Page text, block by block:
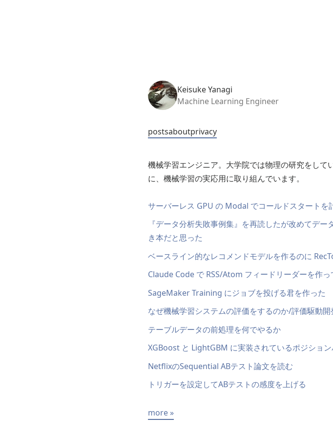
Keisuke Yanagi
Machine Learning Engineer
postsaboutprivacy
機械学習エンジニア。大学院では物理の研究をし
に、機械学習の実応用に取り組んでいます。
サーバーレス GPU の Modal でコールドスタートを
『データ分析失敗事例集』を再読したが改めてデ
き本だと思った
ベースライン的なレコメンドモデルを作るのに
Claude Code で RSS/Atom フィードリーダーを作っ
SageMaker Training にジョブを投げる君を作った
なぜ機械学習システムの評価をするのか/評価駆動開
テーブルデータの前処理を何でやるか
XGBoost と LightGBM に実装されているポジショ
NetflixのSequential ABテスト論文を読む
トリガーを設定してABテストの感度を上げる
more »